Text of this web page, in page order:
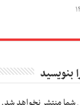
بنویسید